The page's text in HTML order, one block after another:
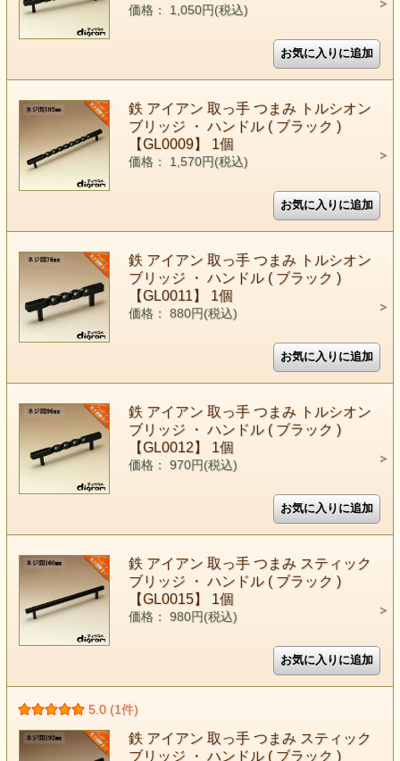
価格： 1,050円(税込)
鉄 アイアン 取っ手 つまみ トルシオン
ブリッジ ・ ハンドル ( ブラック )
【GL0009】 1個
価格： 1,570円(税込)
鉄 アイアン 取っ手 つまみ トルシオン
ブリッジ ・ ハンドル ( ブラック )
【GL0011】 1個
価格： 880円(税込)
鉄 アイアン 取っ手 つまみ トルシオン
ブリッジ ・ ハンドル ( ブラック )
【GL0012】 1個
価格： 970円(税込)
鉄 アイアン 取っ手 つまみ スティック
ブリッジ ・ ハンドル ( ブラック )
【GL0015】 1個
価格： 980円(税込)
5.0 (1件)
鉄 アイアン 取っ手 つまみ スティック
ブリッジ ・ ハンドル ( ブラック )